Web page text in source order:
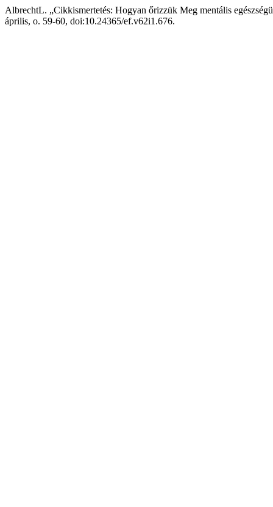
AlbrechtL. „Cikkismertetés: Hogyan őrizzük Meg mentális
április, o. 59-60, doi:10.24365/ef.v62i1.676.